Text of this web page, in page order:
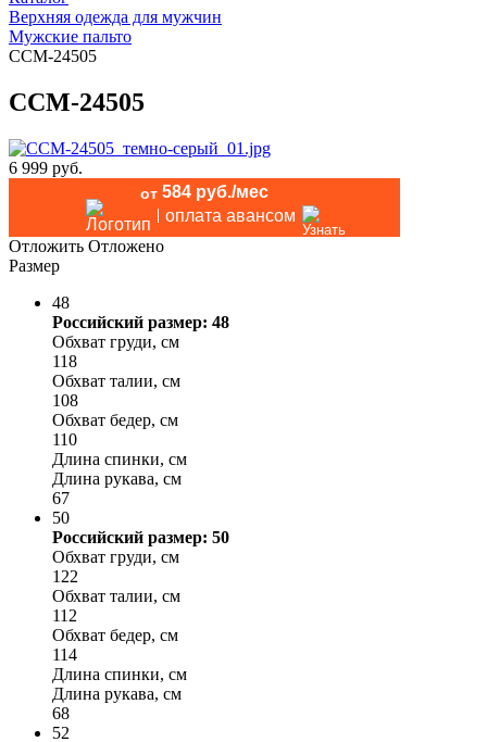
Верхняя одежда для мужчин
Мужские пальто
CCM-24505
CCM-24505
6 999 руб.
от 584 руб./мес
оплата авансом
Отложить Отложено
Размер
48
Российский размер: 48
Обхват груди, см
118
Обхват талии, см
108
Обхват бедер, см
110
Длина спинки, см
Длина рукава, см
67
50
Российский размер: 50
Обхват груди, см
122
Обхват талии, см
112
Обхват бедер, см
114
Длина спинки, см
Длина рукава, см
68
52